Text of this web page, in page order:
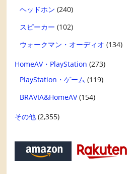
ヘッドホン (240)
スピーカー (102)
ウォークマン・オーディオ (134)
HomeAV・PlayStation (273)
PlayStation・ゲーム (119)
BRAVIA&HomeAV(154)
その他 (2,355)